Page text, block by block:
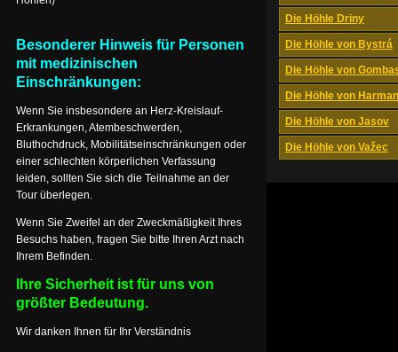
Die Höhle Driny
Die Höhle von Bystrá
Die Höhle von
Die Höhle von
Die Höhle von Jasov
Die Höhle von Važec
Besonderer Hinweis für Personen
mit medizinischen
Einschränkungen:
Wenn Sie insbesondere an Herz-Kreislauf-
Erkrankungen, Atembeschwerden,
Bluthochdruck, Mobilitätseinschränkungen oder
einer schlechten körperlichen Verfassung
leiden, sollten Sie sich die Teilnahme an der
Tour überlegen.
Wenn Sie Zweifel an der Zweckmäßigkeit Ihres
Besuchs haben, fragen Sie bitte Ihren Arzt nach
Ihrem Befinden.
Ihre Sicherheit ist für uns von
größter Bedeutung.
Wir danken Ihnen für Ihr Verständnis